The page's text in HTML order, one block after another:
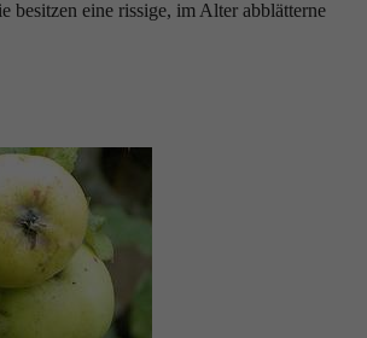
besitzen eine rissige, im Alter abblätterne